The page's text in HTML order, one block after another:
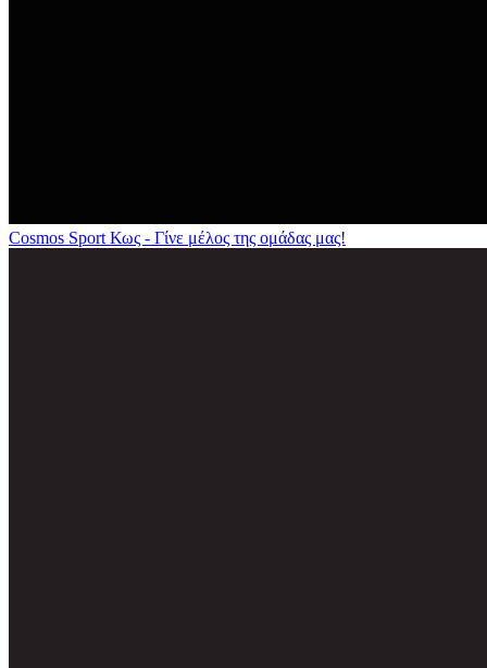
Cosmos Sport Κως - Γίνε μέλος της ομάδας μας!